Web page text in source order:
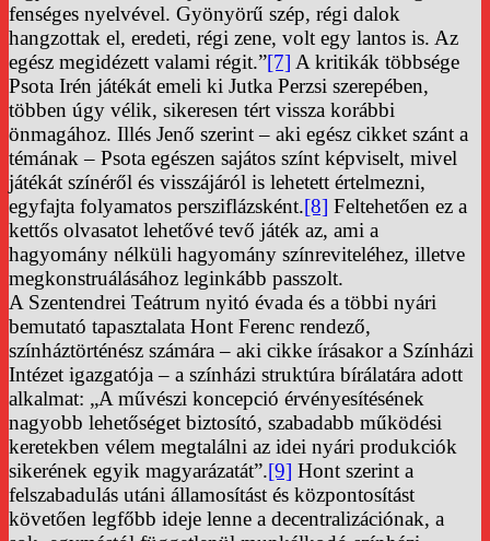
fenséges nyelvével. Gyönyörű szép, régi dalok
hangzottak el, eredeti, régi zene, volt egy lantos is. Az
egész megidézett valami régit.”[7] A kritikák többsége
Psota Irén játékát emeli ki Jutka Perzsi szerepében,
többen úgy vélik, sikeresen tért vissza korábbi
önmagához. Illés Jenő szerint – aki egész cikket szánt a
témának – Psota egészen sajátos színt képviselt, mivel
játékát színéről és visszájáról is lehetett értelmezni,
egyfajta folyamatos persziflázsként.[8] Feltehetően ez a
kettős olvasatot lehetővé tevő játék az, ami a
hagyomány nélküli hagyomány színreviteléhez, illetve
megkonstruálásához leginkább passzolt.
A Szentendrei Teátrum nyitó évada és a többi nyári
bemutató tapasztalata Hont Ferenc rendező,
színháztörténész számára – aki cikke írásakor a Színházi
Intézet igazgatója – a színházi struktúra bírálatára adott
alkalmat: „A művészi koncepció érvényesítésének
nagyobb lehetőséget biztosító, szabadabb működési
keretekben vélem megtalálni az idei nyári produkciók
sikerének egyik magyarázatát”.[9] Hont szerint a
felszabadulás utáni államosítást és központosítást
követően legfőbb ideje lenne a decentralizációnak, a